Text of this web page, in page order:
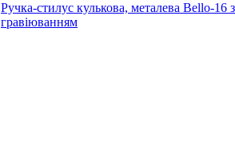
Ручка-стилус кулькова, металева Bello-20 з
гравіюванням